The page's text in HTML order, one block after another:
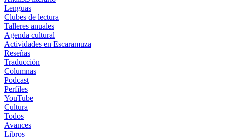
Lenguas
Clubes de lectura
Talleres anuales
Agenda cultural
Actividades en Escaramuza
Reseñas
Traducción
Columnas
Podcast
Perfiles
YouTube
Cultura
Todos
Avances
Libros